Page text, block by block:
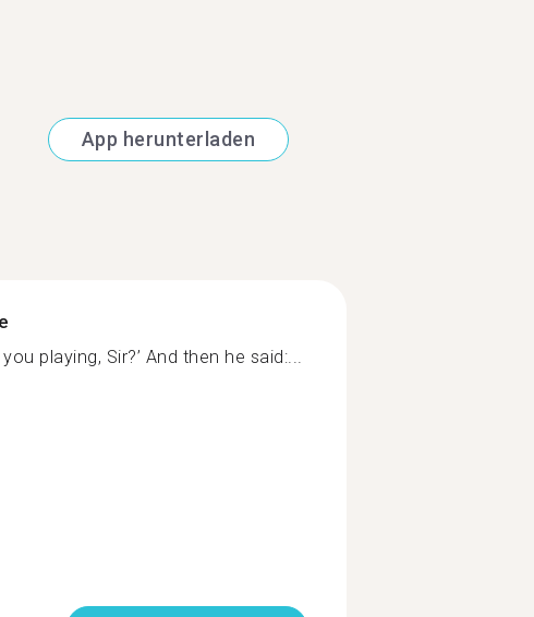
App herunterladen
playing, Sir?’ And then he said:...